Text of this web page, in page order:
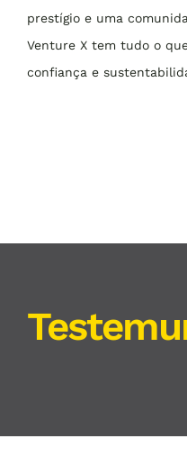
prestígio e uma
Venture X tem tudo o
confiança e